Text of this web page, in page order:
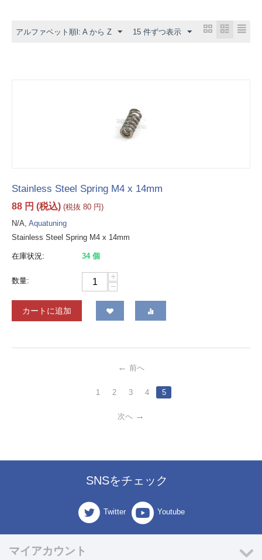
アルファベット順l: A から Z 15 件ずつ表示
Stainless Steel Spring M4 x 14mm
88 円 (税込) (税抜 80 円)
N/A, Aquatuning
Stainless Steel Spring M4 x 14mm
在庫状況: 34 個
数量:
+
−
カートに追加
前へ
1 2 3 4 5
次へ
SNSをチェック
Twitter Youtube
マイアカウント